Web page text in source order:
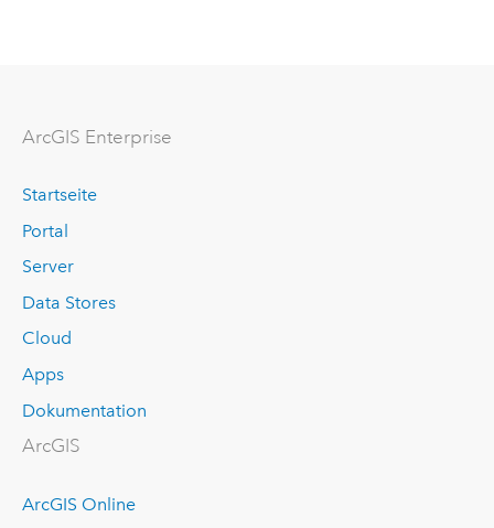
ArcGIS Enterprise
Startseite
Portal
Server
Data Stores
Cloud
Apps
Dokumentation
ArcGIS
ArcGIS Online